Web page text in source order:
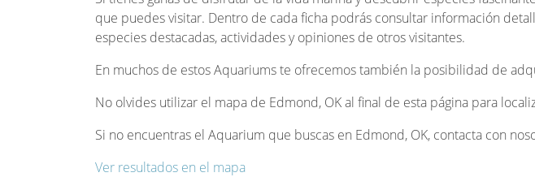
que puedes visitar. Dentro de cada ficha podrás consultar información
especies destacadas, actividades y opiniones de otros visitantes.
En muchos de estos Aquariums te ofrecemos también la posibilidad de
No olvides utilizar el mapa de Edmond, OK al final de esta página para
Si no encuentras el Aquarium que buscas en Edmond, OK, contacta con
Ver resultados en el mapa